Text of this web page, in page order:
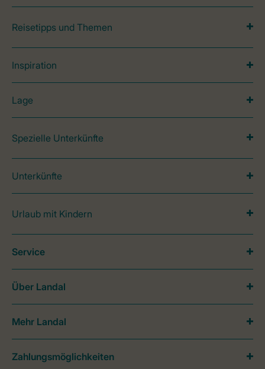
Reisetipps und Themen
Inspiration
Lage
Spezielle Unterkünfte
Unterkünfte
Urlaub mit Kindern
Service
Über Landal
Mehr Landal
Zahlungsmöglichkeiten